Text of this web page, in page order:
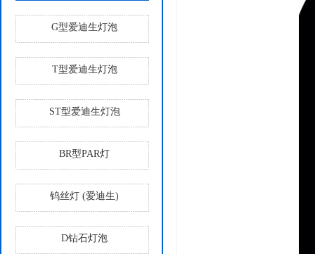
G型爱迪生灯泡
T型爱迪生灯泡
ST型爱迪生灯泡
BR型PAR灯
钨丝灯 (爱迪生)
D钻石灯泡